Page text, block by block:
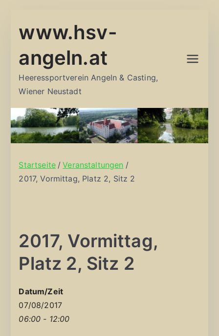
Inhalt
www.hsv-
angeln.at
Heeressportverein Angeln & Casting,
Wiener Neustadt
Startseite
Veranstaltungen
2017, Vormittag, Platz 2, Sitz 2
2017, Vormittag,
Platz 2, Sitz 2
Datum/Zeit
07/08/2017
06:00 - 12:00